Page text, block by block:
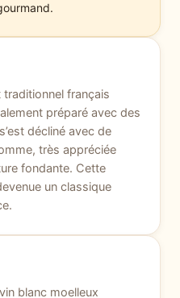
français
préparé avec des
décliné avec de
très appréciée
fondante. Cette
un classique
blanc moelleux